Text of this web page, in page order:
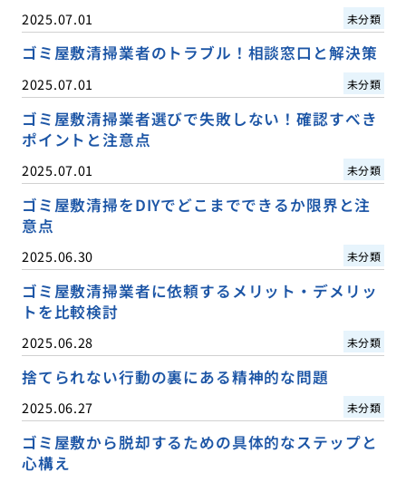
2025.07.01 未分類
ゴミ屋敷清掃業者のトラブル！相談窓口と解決策
2025.07.01 未分類
ゴミ屋敷清掃業者選びで失敗しない！確認すべき
ポイントと注意点
2025.07.01 未分類
ゴミ屋敷清掃をDIYでどこまでできるか限界と注
意点
2025.06.30 未分類
ゴミ屋敷清掃業者に依頼するメリット・デメリッ
トを比較検討
2025.06.28 未分類
捨てられない行動の裏にある精神的な問題
2025.06.27 未分類
ゴミ屋敷から脱却するための具体的なステップと
心構え